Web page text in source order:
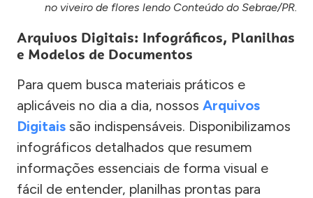
no viveiro de flores lendo Conteúdo do Sebrae/PR.
Arquivos Digitais: Infográficos, Planilhas
e Modelos de Documentos
Para quem busca materiais práticos e
aplicáveis no dia a dia, nossos Arquivos
Digitais são indispensáveis. Disponibilizamos
infográficos detalhados que resumem
informações essenciais de forma visual e
fácil de entender, planilhas prontas para